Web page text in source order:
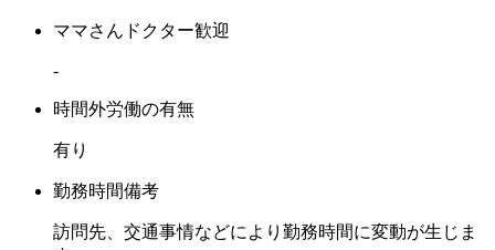
ママさんドクター歓迎
-
時間外労働の有無
有り
勤務時間備考
訪問先、交通事情などにより勤務時間に変動が生じま